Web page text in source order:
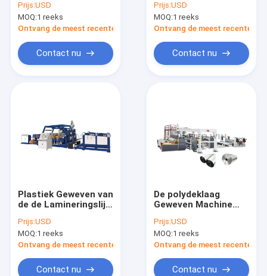
van de Zak
Tweezijdige
Automatische Aliging
Machine van de de
Filmdeklaag
Prijs:USD
MOQ:1 reeks
Ontvang de meest recente Prijs
Contact nu
het Lamineren Lijnpe
Film het Lamineren
Machine 150m/min
Prijs:USD
MOQ:1 reeks
Ontvang de meest recente
Contact nu
Plastiek Geweven van
de de Lamineringslijn
de Deklaagmachines
Prijs:USD
MOQ:1 reeks
Ontvang de meest recente Prijs
Contact nu
De polydeklaag
Geweven Machine
Folielaminering van
het
Stoffenaluminium
Prijs:USD
MOQ:1 reeks
Ontvang de meest recente
Contact nu